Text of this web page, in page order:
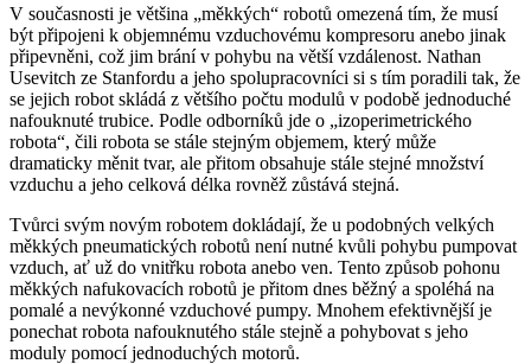
V současnosti je většina „měkkých“ robotů omezená tím, že musí
být připojeni k objemnému vzduchovému kompresoru anebo jinak
připevněni, což jim brání v pohybu na větší vzdálenost. Nathan
Usevitch ze Stanfordu a jeho spolupracovníci si s tím poradili tak, že
se jejich robot skládá z většího počtu modulů v podobě jednoduché
nafouknuté trubice. Podle odborníků jde o „izoperimetrického
robota“, čili robota se stále stejným objemem, který může
dramaticky měnit tvar, ale přitom obsahuje stále stejné množství
vzduchu a jeho celková délka rovněž zůstává stejná.
Tvůrci svým novým robotem dokládají, že u podobných velkých
měkkých pneumatických robotů není nutné kvůli pohybu pumpovat
vzduch, ať už do vnitřku robota anebo ven. Tento způsob pohonu
měkkých nafukovacích robotů je přitom dnes běžný a spoléhá na
pomalé a nevýkonné vzduchové pumpy. Mnohem efektivnější je
ponechat robota nafouknutého stále stejně a pohybovat s jeho
moduly pomocí jednoduchých motorů.